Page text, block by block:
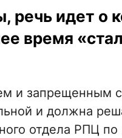
речь идет о
время
и запрещенным
и должна
отдела РПЦ